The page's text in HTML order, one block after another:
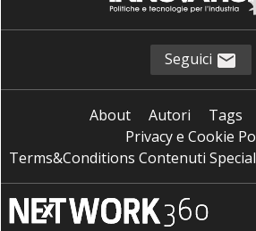
Seguici
About Autori Tags
Privacy e Cookie
Terms&Conditions Contenuti